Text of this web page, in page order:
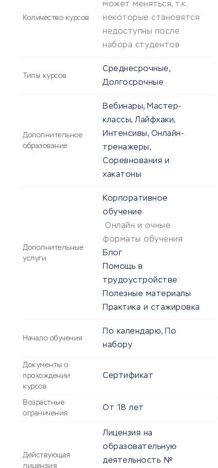
Количество курсов
может меняться, т.к.
некоторые становятся
недоступны после
набора студентов
Типы курсов
Среднесрочные,
Долгосрочные
Дополнительное
образование
Вебинары, Мастер-
классы, Лайфхаки,
Интенсивы, Онлайн-
тренажеры,
Соревнования и
хакатоны
Дополнительные
услуги
Корпоративное
обучение
Онлайн и очные
форматы обучения
Блог
Помощь в
трудоустройстве
Полезные материалы
Практика и стажировка
Начало обучения
По календарю, По
набору
Документы о
прохождении
курсов
Сертификат
Возрастные
ограничения
От 18 лет
Действующая
лицензия
Лицензия на
образовательную
деятельность №